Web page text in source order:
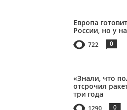
Европа
России, но у
722 0
«Знали, что
отсрочил
три года
1290 0